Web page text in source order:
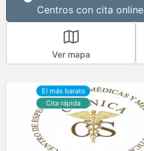
Centros con cita online
Ver mapa